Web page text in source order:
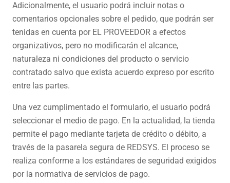
Adicionalmente, el usuario podrá incluir notas o
comentarios opcionales sobre el pedido, que podrán ser
tenidas en cuenta por EL PROVEEDOR a efectos
organizativos, pero no modificarán el alcance,
naturaleza ni condiciones del producto o servicio
contratado salvo que exista acuerdo expreso por escrito
entre las partes.
Una vez cumplimentado el formulario, el usuario podrá
seleccionar el medio de pago. En la actualidad, la tienda
permite el pago mediante tarjeta de crédito o débito, a
través de la pasarela segura de REDSYS. El proceso se
realiza conforme a los estándares de seguridad exigidos
por la normativa de servicios de pago.